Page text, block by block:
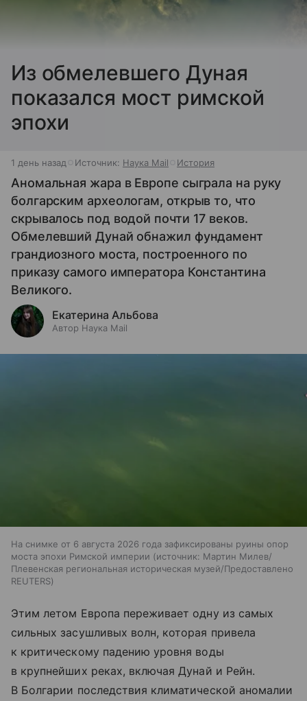
Из обмелевшего Дуная
показался мост римской
эпохи
1 день назад Источник: Наука Mail История
Аномальная жара в Европе сыграла на руку
болгарским археологам, открыв то, что
скрывалось под водой почти 17 веков.
Обмелевший Дунай обнажил фундамент
грандиозного моста, построенного по
приказу самого императора Константина
Великого.
Екатерина Альбова
Автор Наука Mail
На снимке от 6 августа 2026 года зафиксированы руины опор
моста эпохи Римской империи
источник: Мартин Милев/
Плевенская региональная историческая музей/Предоставлено
REUTERS
Этим летом Европа переживает одну из самых
сильных засушливых волн, которая привела
к критическому падению уровня воды
в крупнейших реках, включая Дунай и Рейн.
В Болгарии последствия климатической аномалии